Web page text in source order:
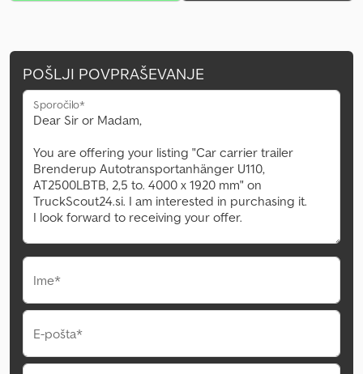
POŠLJI POVPRAŠEVANJE
Sporočilo*
Ime*
E-pošta*